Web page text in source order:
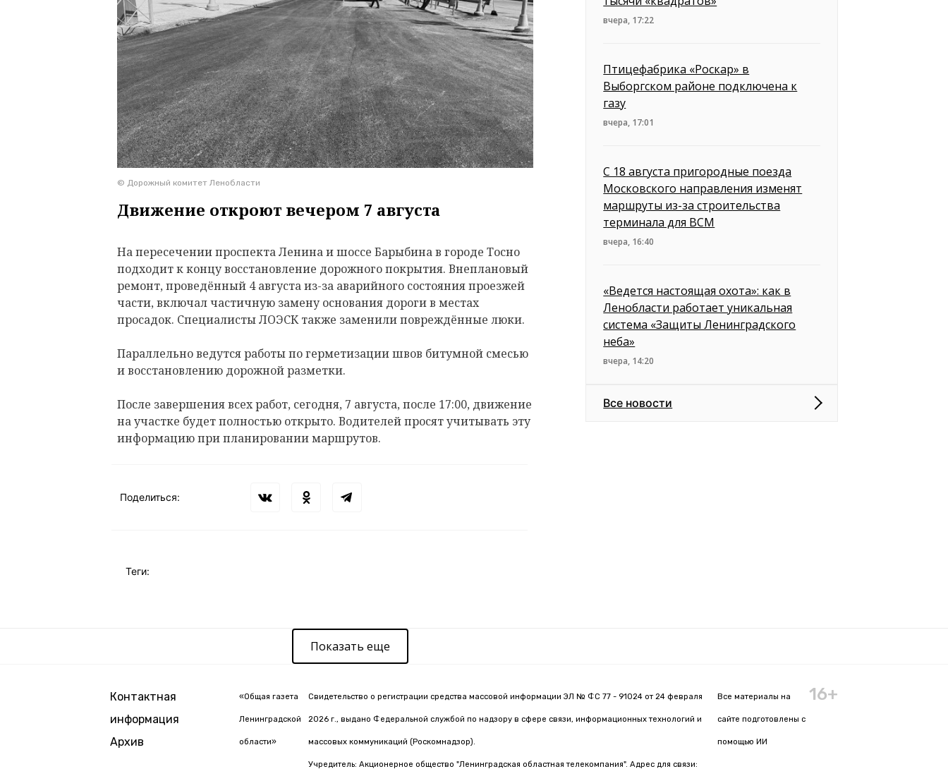
© Дорожный комитет Ленобласти
Движение откроют вечером 7 августа
На пересечении проспекта Ленина и шоссе Барыбина в городе Тосно
подходит к концу восстановление дорожного покрытия. Внеплановый
ремонт, проведённый 4 августа из-за аварийного состояния проезжей
части, включал частичную замену основания дороги в местах
просадок. Специалисты ЛОЭСК также заменили повреждённые люки.
Параллельно ведутся работы по герметизации швов битумной смесью
и восстановлению дорожной разметки.
После завершения всех работ, сегодня, 7 августа, после 17:00, движение
на участке будет полностью открыто. Водителей просят учитывать эту
информацию при планировании маршрутов.
Поделиться:
Теги:
вчера, 17:22
Птицефабрика «Роскар» в
Выборгском районе подключена к
газу
вчера, 17:01
С 18 августа пригородные поезда
Московского направления изменят
маршруты из-за строительства
терминала для ВСМ
вчера, 16:40
«Ведется настоящая охота»: как в
Ленобласти работает уникальная
система «Защиты Ленинградского
неба»
вчера, 14:20
Все новости
Показать еще
Контактная
информация
Архив
«Общая газета
Ленинградской
области»
Свидетельство о регистрации средства массовой информации ЭЛ № ФС 77 - 91024 от 24 февраля
2026 г., выдано Федеральной службой по надзору в сфере связи, информационных технологий и
массовых коммуникаций (Роскомнадзор).
Учредитель: Акционерное общество "Ленинградская областная телекомпания". Адрес для связи:
Все материалы на
сайте подготовлены с
помощью ИИ
16+